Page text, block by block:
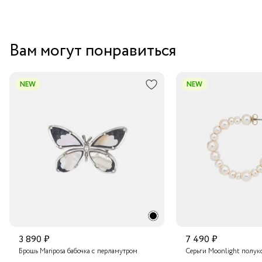
Вам могут понравиться
NEW
3 890 ₽
Брошь Mariposa бабочка с перламутром
NEW
7 490 ₽
Серьги Moonlight